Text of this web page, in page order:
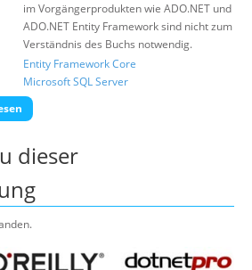
im Vorgängerprodukten wie ADO.NET und
ADO.NET Entity Framework sind nicht zum
Verständnis des Buchs notwendig.
Entity Framework Core
Microsoft SQL Server
dieser